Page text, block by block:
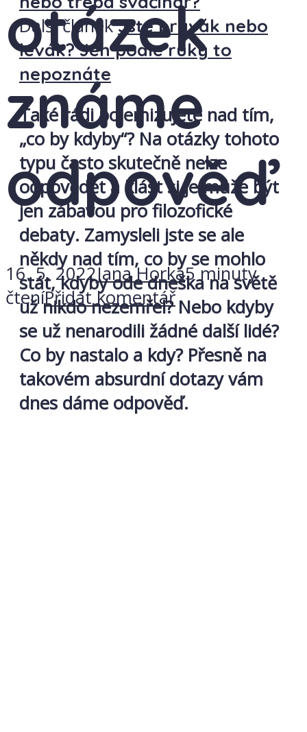
otázek
známe
odpověď
16. 5. 2022Jana Horká5 minuty
čteníPřidat komentář
Další článek Jste pravák nebo
levák? Jen podle ruky to
nepoznáte
Také rádi polemizujete nad tím,
„co by kdyby“? Na otázky tohoto
typu často skutečně nelze
odpovědět a klást si je může být
jen zábavou pro filozofické
debaty. Zamysleli jste se ale
někdy nad tím, co by se mohlo
stát, kdyby ode dneška na světě
už nikdo nezemřel? Nebo kdyby
se už nenarodili žádné další lidé?
Co by nastalo a kdy? Přesně na
takovém absurdní dotazy vám
dnes dáme odpověď.